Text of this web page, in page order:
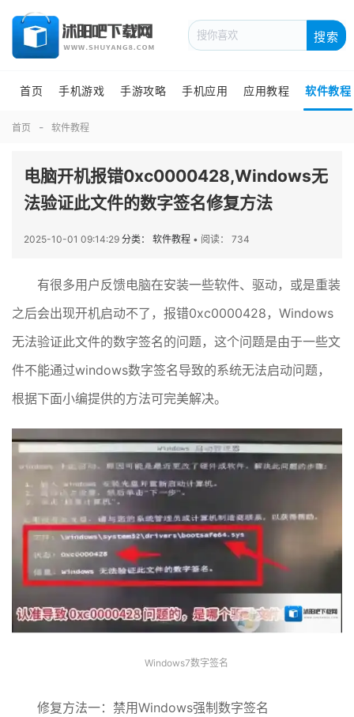
搜索
首页 手机游戏 手游攻略 手机应用 应用教程 软件教程
首页 软件教程
电脑开机报错0xc0000428,Windows无
法验证此文件的数字签名修复方法
2025-10-01 09:14:29 分类： 软件教程 • 阅读： 734
有很多用户反馈电脑在安装一些软件、驱动，或是重装
之后会出现开机启动不了，报错0xc0000428，Windows
无法验证此文件的数字签名的问题，这个问题是由于一些文
件不能通过windows数字签名导致的系统无法启动问题，
根据下面小编提供的方法可完美解决。
Windows7数字签名
修复方法一：禁用Windows强制数字签名